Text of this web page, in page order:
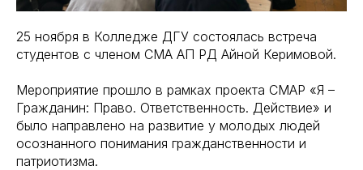
25 ноября в Колледже ДГУ состоялась встреча
студентов с членом СМА АП РД Айной Керимовой.
Мероприятие прошло в рамках проекта СМАР «Я –
Гражданин: Право. Ответственность. Действие» и
было направлено на развитие у молодых людей
осознанного понимания гражданственности и
патриотизма.